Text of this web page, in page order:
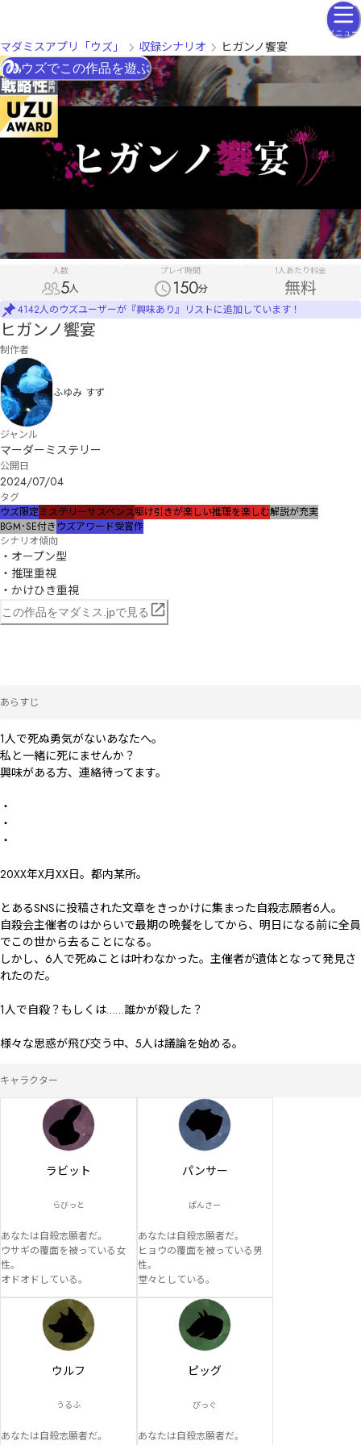
メニュー
マダミスアプリ「ウズ」 収録シナリオ ヒガンノ饗宴
人数
5人
プレイ時間
150分
1人あたり料金
無料
4142人のウズユーザーが『興味あり』リストに追加しています！
ウズでこの作品を遊ぶ
ヒガンノ饗宴
制作者
ふゆみ すず
ジャンル
マーダーミステリー
公開日
2024/07/04
タグ
ウズ限定ミステリーサスペンス駆け引きが楽しい推理を楽しむ解説が充実
BGM･SE付き ウズアワード受賞作
シナリオ傾向
・オープン型
・推理重視
・かけひき重視
この作品をマダミス.jpで見る
あらすじ
1人で死ぬ勇気がないあなたへ。
私と一緒に死にませんか？
興味がある方、連絡待ってます。
・
・
・
20XX年X月XX日。都内某所。
とあるSNSに投稿された文章をきっかけに集まった自殺志願者6人。
自殺会主催者のはからいで最期の晩餐をしてから、明日になる前に全員
でこの世から去ることになる。
しかし、6人で死ぬことは叶わなかった。主催者が遺体となって発見さ
れたのだ。
1人で自殺？もしくは……誰かが殺した？
様々な思惑が飛び交う中、5人は議論を始める。
キャラクター
ラビット
らびっと
あなたは自殺志願者だ。
ウサギの覆面を被っている女
性。
オドオドしている。
パンサー
ぱんさー
あなたは自殺志願者だ。
ヒョウの覆面を被っている男
性。
堂々としている。
ウルフ
うるふ
あなたは自殺志願者だ。
ピッグ
ぴっぐ
あなたは自殺志願者だ。